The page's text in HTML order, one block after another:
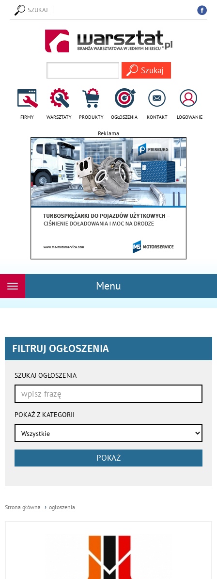
SZUKAJ
FIRMY WARSZTATY PRODUKTY OGŁOSZENIA KONTAKT LOGOWANIE
Reklama
Menu
Rozwiń
FILTRUJ OGŁOSZENIA
wyszukiwania
automatycznie
SZUKAJ OGŁOSZENIA
POKAŻ Z KATEGORII
POKAŻ
Strona główna ogłoszenia